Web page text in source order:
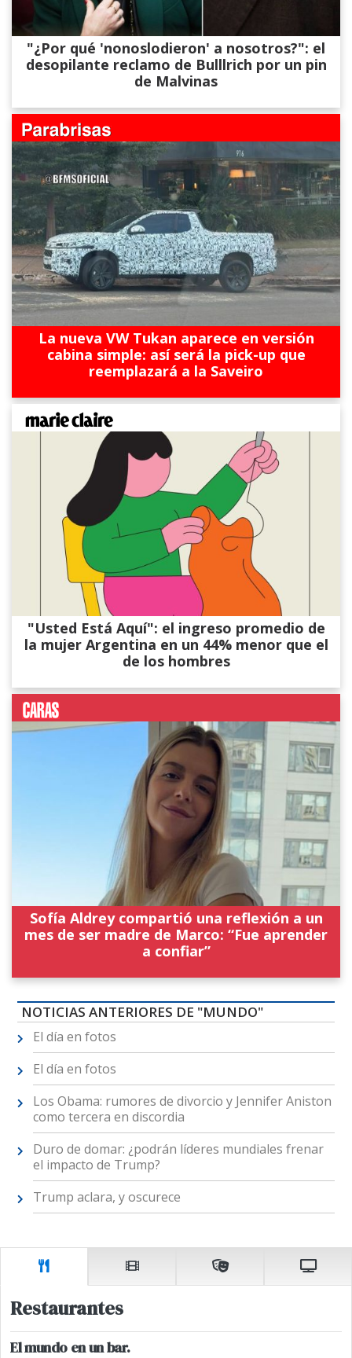
"¿Por qué 'nonoslodieron' a nosotros?": el
desopilante reclamo de Bulllrich por un pin
de Malvinas
La nueva VW Tukan aparece en versión
cabina simple: así será la pick-up que
reemplazará a la Saveiro
"Usted Está Aquí": el ingreso promedio de
la mujer Argentina en un 44% menor que el
de los hombres
Sofía Aldrey compartió una reflexión a un
mes de ser madre de Marco: “Fue aprender
a confiar”
NOTICIAS ANTERIORES DE "MUNDO"
El día en fotos
El día en fotos
Los Obama: rumores de divorcio y Jennifer Aniston
como tercera en discordia
Duro de domar: ¿podrán líderes mundiales frenar
el impacto de Trump?
Trump aclara, y oscurece
Restaurantes
El mundo en un bar.